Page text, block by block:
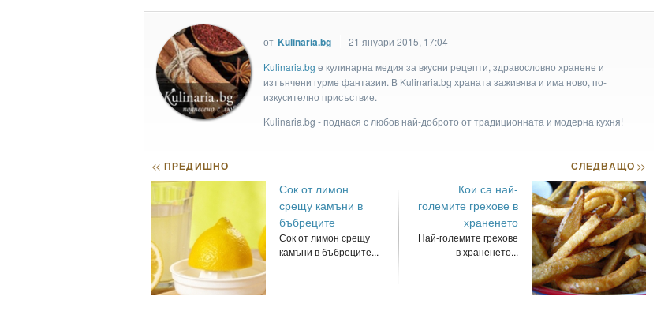
от Kulinaria.bg
21 януари 2015, 17:04
Kulinaria.bg e кулинарна медия за вкусни рецепти, здравословно хранене и
изтънчени гурме фантазии. В Kulinaria.bg храната заживява и има ново, по-
изкусително присъствие.
Kulinaria.bg - поднася с любов най-доброто от традиционната и модерна кухня!
<< ПРЕДИШНО
Сок от лимон
срещу камъни в
бъбреците
Сок от лимон срещу
камъни в бъбреците...
СЛЕДВАЩО>>
Кои са най-
големите грехове в
храненето
Най-големите грехове
в храненето...